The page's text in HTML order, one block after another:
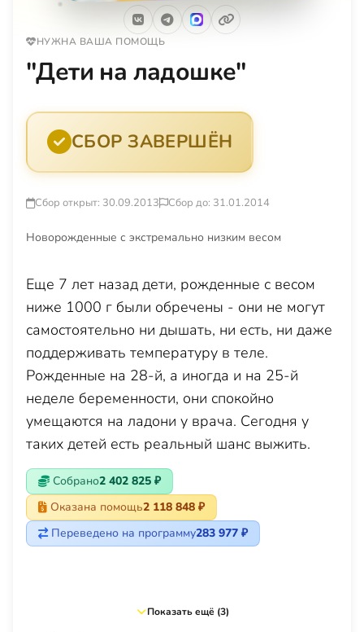
НУЖНА ВАША ПОМОЩЬ
"Дети на ладошке"
СБОР ЗАВЕРШЁН
Сбор открыт: 30.09.2013 Сбор до: 31.01.2014
Новорожденные с экстремально низким весом
Еще 7 лет назад дети, рожденные с весом
ниже 1000 г были обречены - они не могут
самостоятельно ни дышать, ни есть, ни даже
поддерживать температуру в теле.
Рожденные на 28-й, а иногда и на 25-й
неделе беременности, они спокойно
умещаются на ладони у врача. Сегодня у
таких детей есть реальный шанс выжить.
Собрано2 402 825 ₽
Оказана помощь2 118 848 ₽
Переведено на программу283 977 ₽
Показать ещё (3)